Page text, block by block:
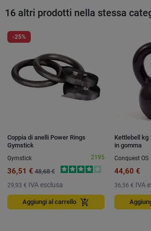
16 altri prodotti nella stessa
-25%
Coppia di anelli Power Rings
Gymstick
Gymstick
2195
36,51 € 48,68 €
29,93 € IVA esclusa
Aggiungi al carrello add_shopping_cart
Kettlebell kg
in gomma
Conquest OS
44,60 €
36,56 € IVA